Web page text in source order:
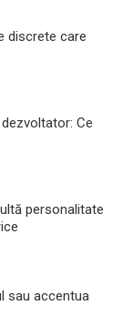
discrete care
Ce
personalitate
sau accentua